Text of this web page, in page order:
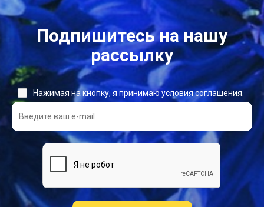
Подпишитесь на нашу
рассылку
Нажимая на кнопку, я принимаю условия соглашения.